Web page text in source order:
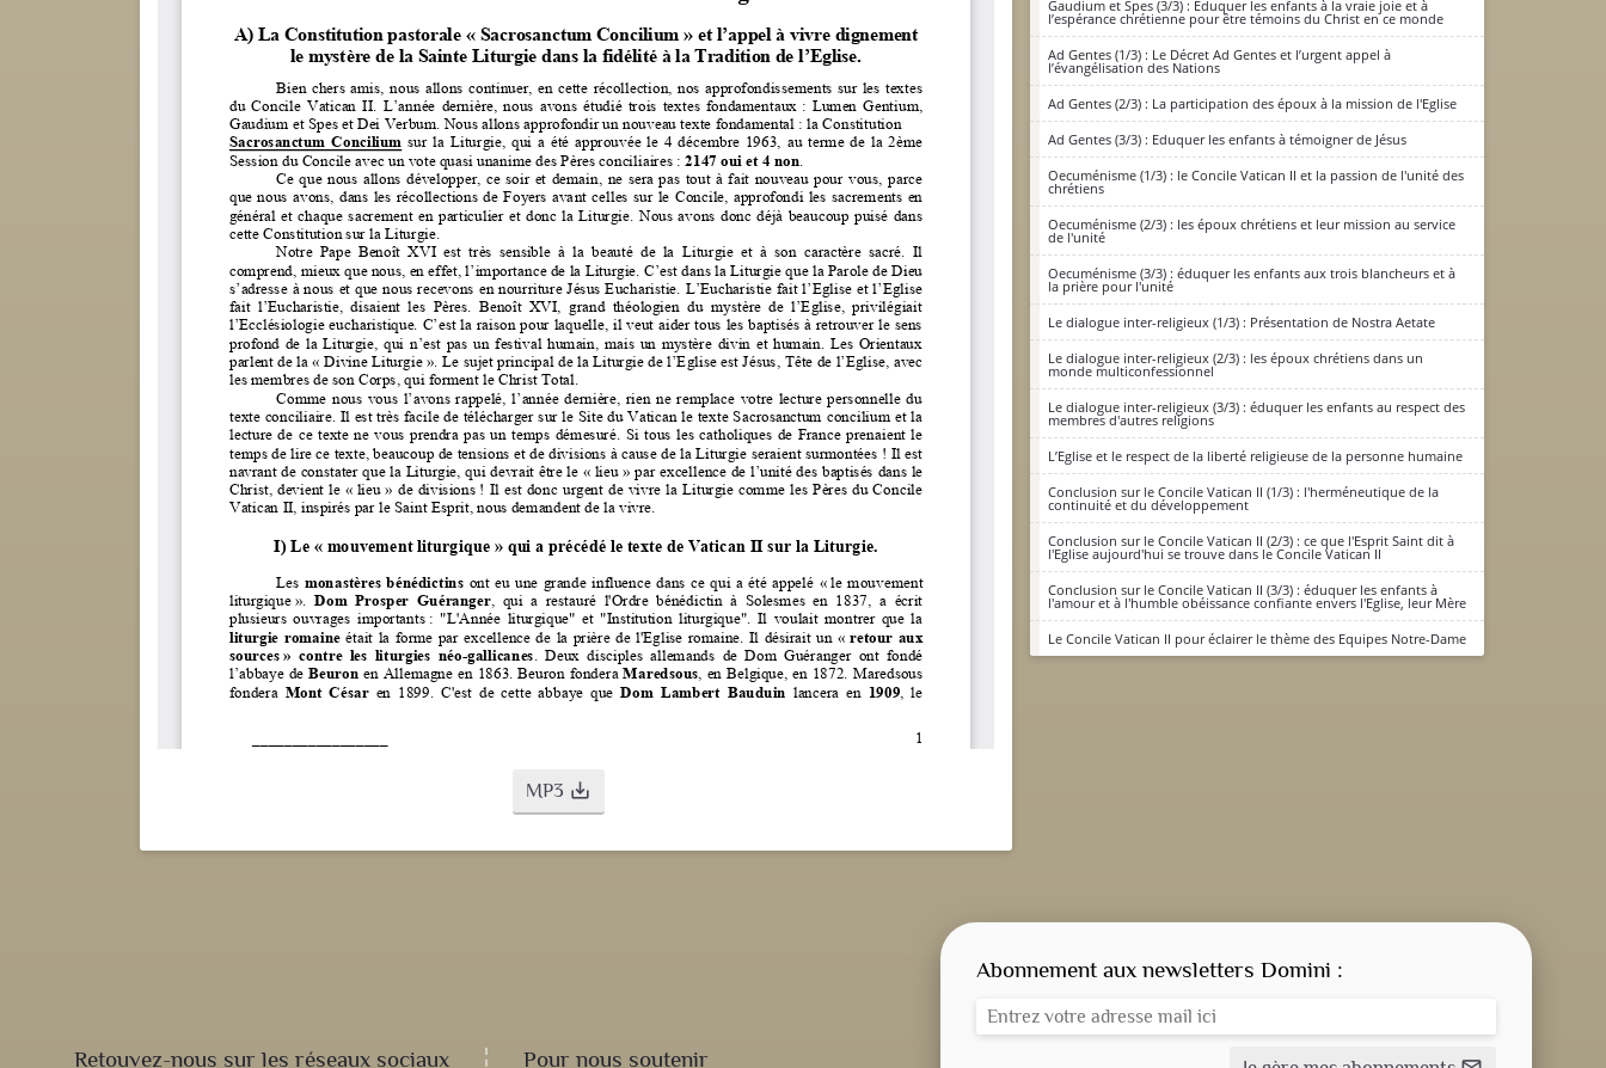
MP3 save_alt
Gaudium et Spes (3/3) : Eduquer les enfants à la vraie joie et à
l’espérance chrétienne pour être témoins du Christ en ce monde
Ad Gentes (1/3) : Le Décret Ad Gentes et l’urgent appel à
l’évangélisation des Nations
Ad Gentes (2/3) : La participation des époux à la mission de l'Eglise
Ad Gentes (3/3) : Eduquer les enfants à témoigner de Jésus
Oecuménisme (1/3) : le Concile Vatican II et la passion de l'unité des
chrétiens
Oecuménisme (2/3) : les époux chrétiens et leur mission au service
de l'unité
Oecuménisme (3/3) : éduquer les enfants aux trois blancheurs et à
la prière pour l'unité
Le dialogue inter-religieux (1/3) : Présentation de Nostra Aetate
Le dialogue inter-religieux (2/3) : les époux chrétiens dans un
monde multiconfessionnel
Le dialogue inter-religieux (3/3) : éduquer les enfants au respect des
membres d'autres religions
L’Eglise et le respect de la liberté religieuse de la personne humaine
Conclusion sur le Concile Vatican II (1/3) : l'herméneutique de la
continuité et du développement
Conclusion sur le Concile Vatican II (2/3) : ce que l'Esprit Saint dit à
l'Eglise aujourd'hui se trouve dans le Concile Vatican II
Conclusion sur le Concile Vatican II (3/3) : éduquer les enfants à
l'amour et à l'humble obéissance confiante envers l'Eglise, leur Mère
Le Concile Vatican II pour éclairer le thème des Equipes Notre-Dame
Retouvez-nous sur les réseaux sociaux Pour nous soutenir
Abonnement aux newsletters Domini :